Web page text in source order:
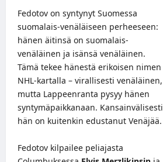
Fedotov on syntynyt Suomessa
suomalais-venäläiseen perheeseen:
hänen äitinsä on suomalais-
venäläinen ja isänsä venäläinen.
Tämä tekee hänestä erikoisen nimen
NHL-kartalla – virallisesti venäläinen,
mutta Lappeenranta pysyy hänen
syntymäpaikkanaan. Kansainvälisesti
hän on kuitenkin edustanut Venäjää.
Fedotov kilpailee peliajasta